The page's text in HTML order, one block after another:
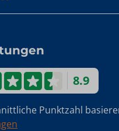
8.9
Punktzahl